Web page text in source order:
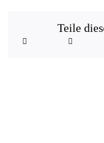
Teile